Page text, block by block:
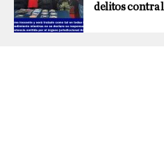
delitos contra